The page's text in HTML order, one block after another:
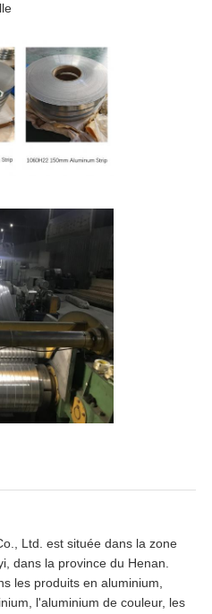
Ltd. est située dans la zone
dans la province du Henan.
les produits en aluminium,
l'aluminium de couleur, les